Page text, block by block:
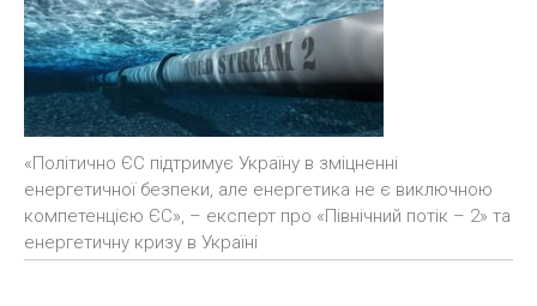
«Політично ЄС підтримує Україну в зміцненні
енергетичної безпеки, але енергетика не є виключною
компетенцією ЄС», – експерт про «Північний потік – 2» та
енергетичну кризу в Україні